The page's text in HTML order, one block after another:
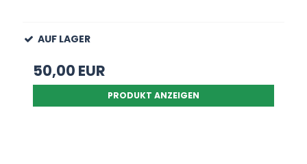
AUF LAGER
50,00 EUR
PRODUKT ANZEIGEN